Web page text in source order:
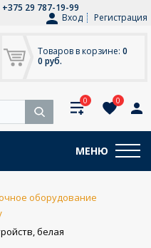
+375 29 787-19-99
Вход
Регистрация
Товаров в корзине: 0
0 руб.
0 0
МЕНЮ
оборудование
белая